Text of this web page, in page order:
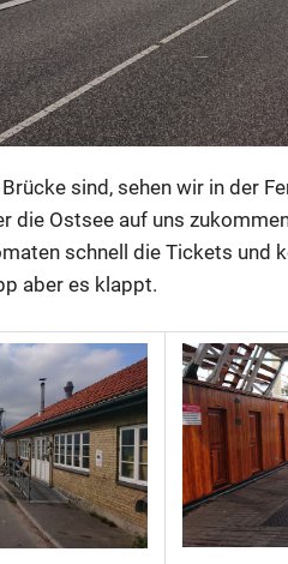
sind, sehen wir in der
die Ostsee auf uns
schnell die Tickets und
aber es klappt.